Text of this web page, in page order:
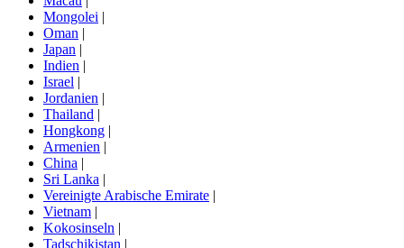
Mongolei |
Oman |
Japan |
Indien |
Israel |
Jordanien |
Thailand |
Hongkong |
Armenien |
China |
Sri Lanka |
Vereinigte Arabische Emirate |
Vietnam |
Kokosinseln |
Tadschikistan |